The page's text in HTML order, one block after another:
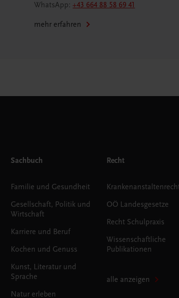
WhatsApp:+43 664 88 58 69 41
mehr erfahren
Sachbuch
Familie und Gesundheit
Gesellschaft, Politik und
Wirtschaft
Karriere und Beruf
Kochen und Genuss
Kunst, Literatur und
Sprache
Natur erleben
Recht
OÖ Landesgesetze
Recht Schulpraxis
Wissenschaftliche
Publikationen
alle anzeigen